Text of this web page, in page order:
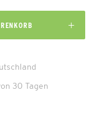
30 Tagen